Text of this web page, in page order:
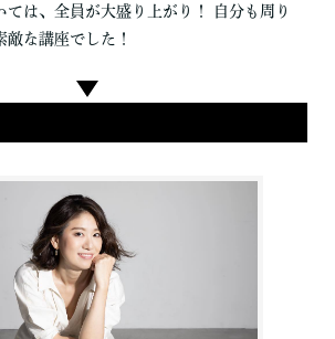
ては、全員が大盛り上がり！ 自分も周り
敵な講座でした！